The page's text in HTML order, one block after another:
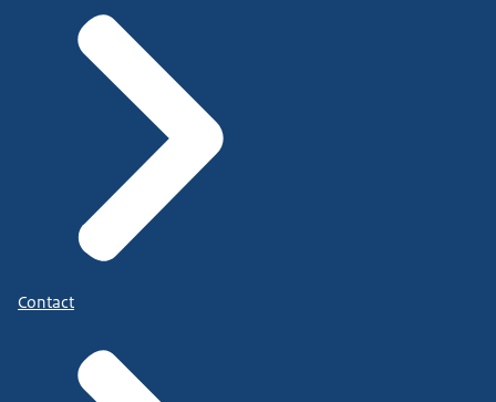
Contact